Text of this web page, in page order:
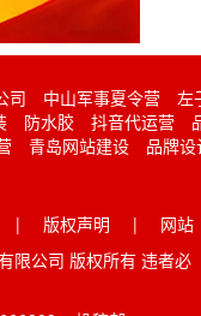
司 中山军事夏令营
左
防水胶 抖音代运营
青岛网站建设
品牌设
| 版权声明 |
网站
限公司 版权所有 违者必